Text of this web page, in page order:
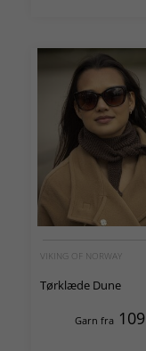
VIKING OF NORWAY
Tørklæde Dune
Garn fra 109